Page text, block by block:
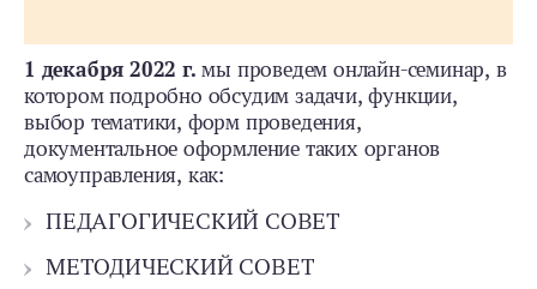
1 декабря 2022 г. мы проведем онлайн-семинар, в
котором подробно обсудим задачи, функции,
выбор тематики, форм проведения,
документальное оформление таких органов
самоуправления, как:
ПЕДАГОГИЧЕСКИЙ СОВЕТ
МЕТОДИЧЕСКИЙ СОВЕТ